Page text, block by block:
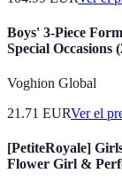
​​Boys' 3-Piece
Special Occasions
Voghion Global
21.71 EURVer el
[PetiteRoyale]
Flower Girl &